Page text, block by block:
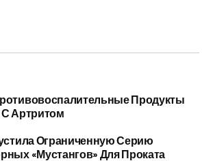
Продукты
Артритом
Ограниченную Серию
«Мустангов» Для Проката